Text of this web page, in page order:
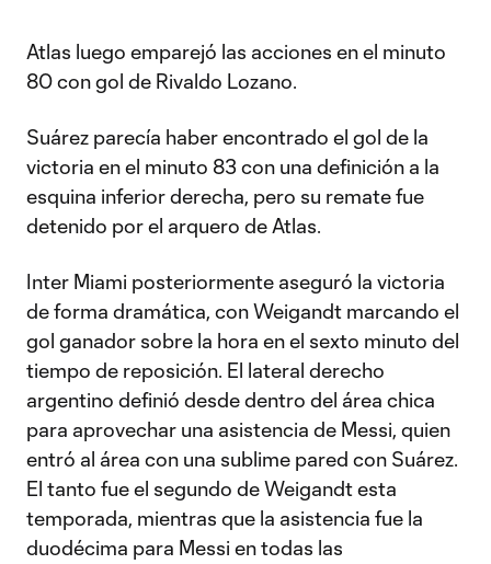
Atlas luego emparejó las acciones en el minuto
80 con gol de Rivaldo Lozano.
Suárez parecía haber encontrado el gol de la
victoria en el minuto 83 con una definición a la
esquina inferior derecha, pero su remate fue
detenido por el arquero de Atlas.
Inter Miami posteriormente aseguró la victoria
de forma dramática, con Weigandt marcando el
gol ganador sobre la hora en el sexto minuto del
tiempo de reposición. El lateral derecho
argentino definió desde dentro del área chica
para aprovechar una asistencia de Messi, quien
entró al área con una sublime pared con Suárez.
El tanto fue el segundo de Weigandt esta
temporada, mientras que la asistencia fue la
duodécima para Messi en todas las